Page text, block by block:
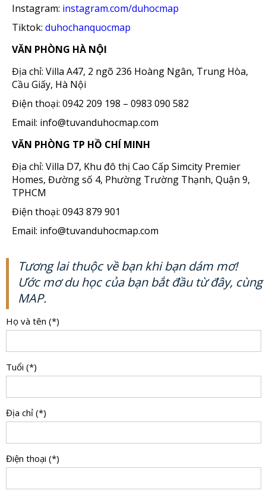
Instagram: instagram.com/duhocmap
Tiktok: duhochanquocmap
VĂN PHÒNG HÀ NỘI
Địa chỉ: Villa A47, 2 ngõ 236 Hoàng Ngân, Trung Hòa,
Cầu Giấy, Hà Nội
Điện thoại: 0942 209 198 – 0983 090 582
Email: info@tuvanduhocmap.com
VĂN PHÒNG TP HỒ CHÍ MINH
Địa chỉ: Villa D7, Khu đô thị Cao Cấp Simcity Premier
Homes, Đường số 4, Phường Trường Thạnh, Quận 9,
TPHCM
Điện thoại: 0943 879 901
Email: info@tuvanduhocmap.com
Tương lai thuộc về bạn khi bạn dám mơ!
Ước mơ du học của bạn bắt đầu từ đây, cùng
MAP.
Họ và tên (*)
Tuổi (*)
Địa chỉ (*)
Điện thoại (*)